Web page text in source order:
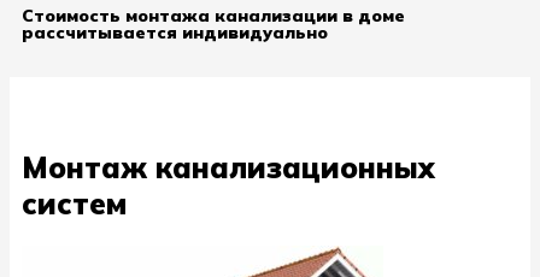
Стоимость монтажа канализации в доме
рассчитывается индивидуально
Монтаж канализационных
систем